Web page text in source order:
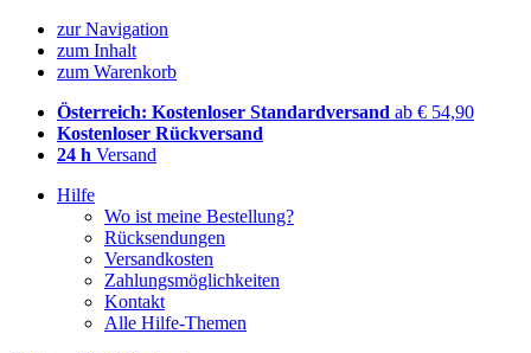
zur Navigation
zum Inhalt
zum Warenkorb
Österreich: Kostenloser Standardversand ab € 54,90
Kostenloser Rückversand
24 h Versand
Hilfe
Wo ist meine Bestellung?
Rücksendungen
Versandkosten
Zahlungsmöglichkeiten
Kontakt
Alle Hilfe-Themen